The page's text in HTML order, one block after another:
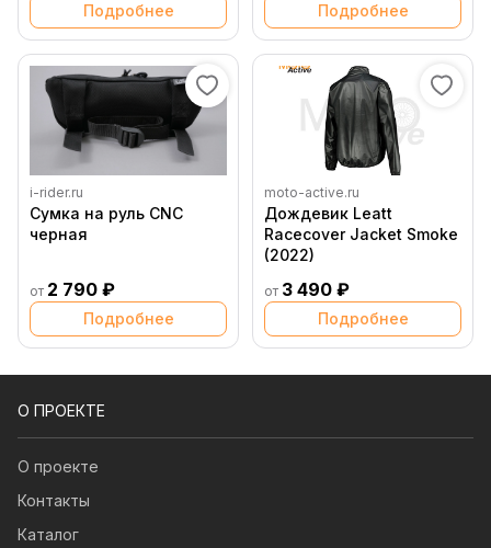
Подробнее Подробнее
i-rider.ru
Сумка на руль CNC
черная
от 2 790 ₽
Подробнее
moto-active.ru
Дождевик Leatt
Racecover Jacket Smoke
(2022)
от 3 490 ₽
Подробнее
О ПРОЕКТЕ
О проекте
Контакты
Каталог